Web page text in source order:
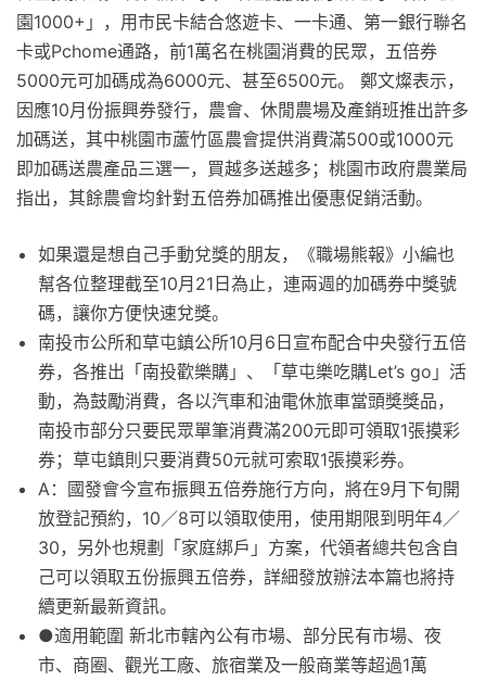
園1000+」，用市民卡結合悠遊卡、一卡通、第一銀行聯名
卡或Pchome通路，前1萬名在桃園消費的民眾，五倍券
5000元可加碼成為6000元、甚至6500元。 鄭文燦表示，
因應10月份振興券發行，農會、休閒農場及產銷班推出許多
加碼送，其中桃園市蘆竹區農會提供消費滿500或1000元
即加碼送農產品三選一，買越多送越多；桃園市政府農業局
指出，其餘農會均針對五倍券加碼推出優惠促銷活動。
如果還是想自己手動兌獎的朋友，《職場熊報》小編也
幫各位整理截至10月21日為止，連兩週的加碼券中獎號
碼，讓你方便快速兌獎。
南投市公所和草屯鎮公所10月6日宣布配合中央發行五倍
券，各推出「南投歡樂購」、「草屯樂吃購Let’s go」活
動，為鼓勵消費，各以汽車和油電休旅車當頭獎獎品，
南投市部分只要民眾單筆消費滿200元即可領取1張摸彩
券；草屯鎮則只要消費50元就可索取1張摸彩券。
A：國發會今宣布振興五倍券施行方向，將在9月下旬開
放登記預約，10／8可以領取使用，使用期限到明年4／
30，另外也規劃「家庭綁戶」方案，代領者總共包含自
己可以領取五份振興五倍券，詳細發放辦法本篇也將持
續更新最新資訊。
●適用範圍 新北市轄內公有市場、部分民有市場、夜
市、商圈、觀光工廠、旅宿業及一般商業等超過1萬